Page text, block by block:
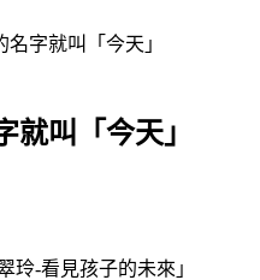
字就叫「今天」
就叫「今天」